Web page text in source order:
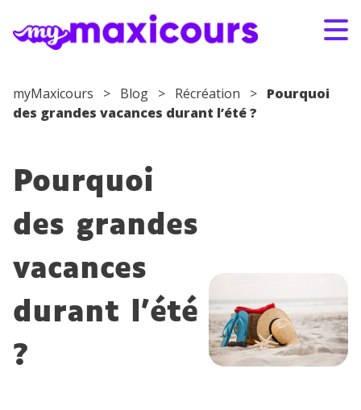
S'ABONNER CONNEXION
Par classe
Nos offres
Qui sommes-nous ?
myMaxicours > Blog > Récréation > Pourquoi
des grandes vacances durant l’été ?
Pourquoi
des grandes
vacances
durant l’été
?